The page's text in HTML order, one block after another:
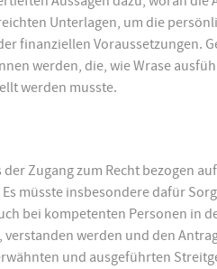
Unterlagen, um die
finanziellen Voraussetzungen.
werden, die, wie Wrase
werden musste.
Zugang zum Recht bezogen
müsste insbesondere dafür
bei kompetenten Personen in
werden und den
und ausgeführten